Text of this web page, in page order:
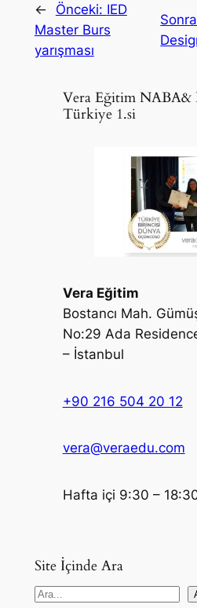
← Önceki: IED
Master Burs
yarışması
Vera Eğitim NABA&
Türkiye 1.si
Vera Eğitim
Bostancı Mah.
No:29 Ada
– İstanbul
+90 216 504 20 12
vera@veraedu.com
Hafta içi 9:30 –
Site İçinde Ara
S